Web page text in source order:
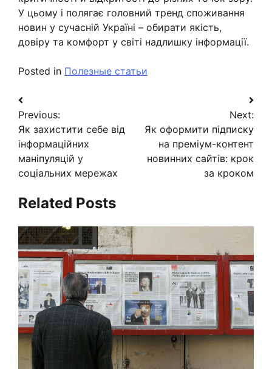
У цьому і полягає головний тренд споживання
новин у сучасній Україні – обирати якість,
довіру та комфорт у світі надлишку інформації.
Posted in Полезные статьи
Навигация
по
записям
Previous:
Як захистити себе від
інформаційних
маніпуляцій у
соціальних мережах
Next:
Як оформити підписку
на преміум-контент
новинних сайтів: крок
за кроком
Related Posts